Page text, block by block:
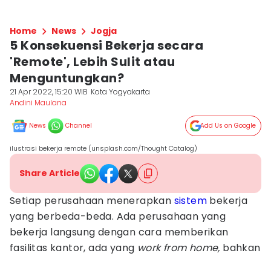
Home News Jogja
5 Konsekuensi Bekerja secara
'Remote', Lebih Sulit atau
Menguntungkan?
21 Apr 2022, 15:20 WIB Kota Yogyakarta
Andini Maulana
News Channel Add Us on Google
ilustrasi bekerja remote (unsplash.com/Thought Catalog)
Share Article
Setiap perusahaan menerapkan sistem bekerja
yang berbeda-beda. Ada perusahaan yang
bekerja langsung dengan cara memberikan
fasilitas kantor, ada yang work from home, bahkan